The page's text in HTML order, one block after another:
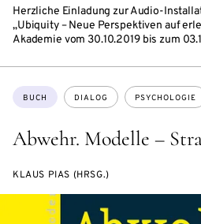
Herzliche Einladung zur Audio-
„Ubiquity – Neue Perspektiven auf
Akademie vom 30.10.2019 bis zum
Abwehr. Modelle –
Themen:
BUCH DIALOG PSYCHOLOGIE
KLAUS PIAS (HRSG.)